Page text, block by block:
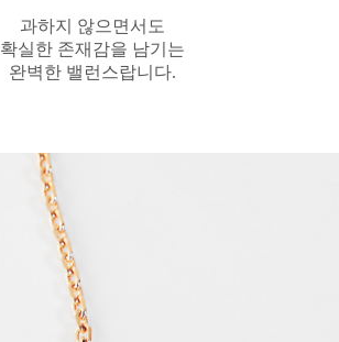
과하지 않으면서도
확실한 존재감을 남기는
완벽한 밸런스랍니다.